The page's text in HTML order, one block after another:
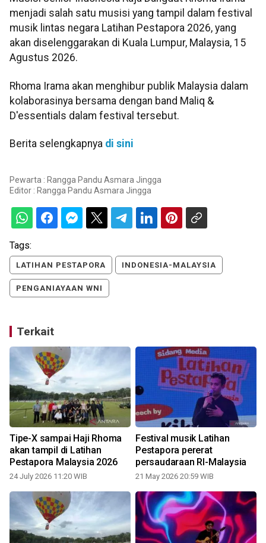
menjadi salah satu musisi yang tampil dalam festival
musik lintas negara Latihan Pestapora 2026, yang
akan diselenggarakan di Kuala Lumpur, Malaysia, 15
Agustus 2026.
Rhoma Irama akan menghibur publik Malaysia dalam
kolaborasinya bersama dengan band Maliq &
D'essentials dalam festival tersebut.
Berita selengkapnya di sini
Pewarta : Rangga Pandu Asmara Jingga
Editor : Rangga Pandu Asmara Jingga
Tags:
LATIHAN PESTAPORA INDONESIA-MALAYSIA
PENGANIAYAAN WNI
Terkait
Tipe-X sampai Haji Rhoma
akan tampil di Latihan
Pestapora Malaysia 2026
24 July 2026 11:20 WIB
Festival musik Latihan
Pestapora pererat
persaudaraan RI-Malaysia
21 May 2026 20:59 WIB